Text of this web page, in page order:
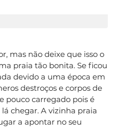
mas não deixe que isso o
praia tão bonita. Se ficou
devido a uma época em
destroços e corpos de
pouco carregado pois é
chegar. A vizinha praia
a apontar no seu